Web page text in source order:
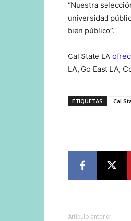
“Nuestra
universidad
bien público”.
Cal State LA
LA, Go East LA,
ETIQUETAS Cal
Artículo anterior